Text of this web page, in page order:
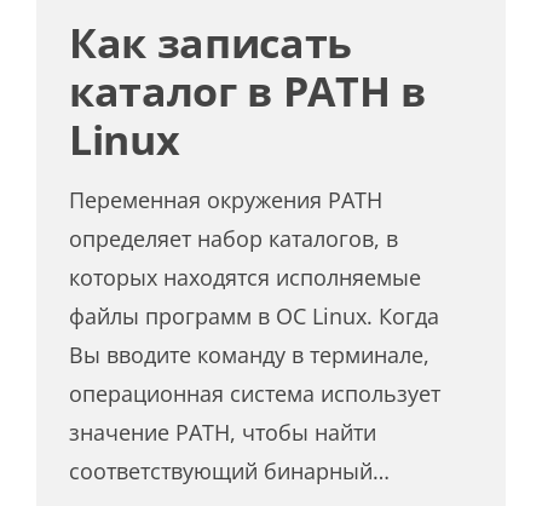
Как записать
каталог в PATH в
Linux
Переменная окружения PATH
определяет набор каталогов, в
которых находятся исполняемые
файлы программ в ОС Linux. Когда
Вы вводите команду в терминале,
операционная система использует
значение PATH, чтобы найти
соответствующий бинарный…